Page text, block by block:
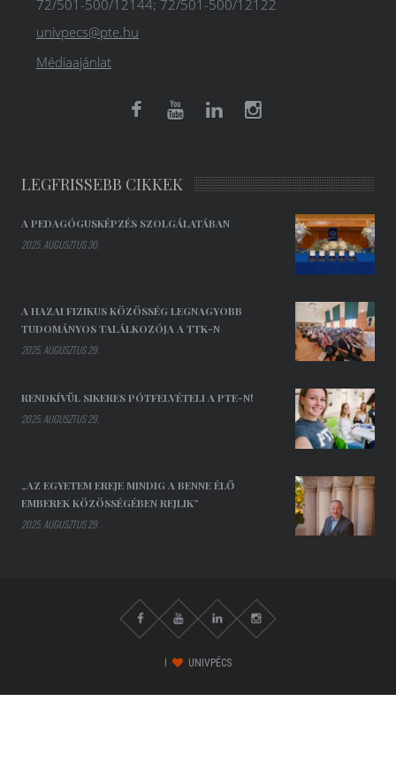
72/501-500/12144; 72/501-500/12122
univpecs@pte.hu
Médiaajánlat
LEGFRISSEBB CIKKEK
A PEDAGÓGUSKÉPZÉS SZOLGÁLATÁBAN
2025. AUGUSZTUS 30.
A HAZAI FIZIKUS KÖZÖSSÉG LEGNAGYOBB
TUDOMÁNYOS TALÁLKOZÓJA A TTK-N
2025. AUGUSZTUS 29.
RENDKÍVÜL SIKERES PÓTFELVÉTELI A PTE-N!
2025. AUGUSZTUS 29.
„AZ EGYETEM EREJE MINDIG A BENNE ÉLŐ
EMBEREK KÖZÖSSÉGÉBEN REJLIK”
2025. AUGUSZTUS 29.
UNIVPÉCS